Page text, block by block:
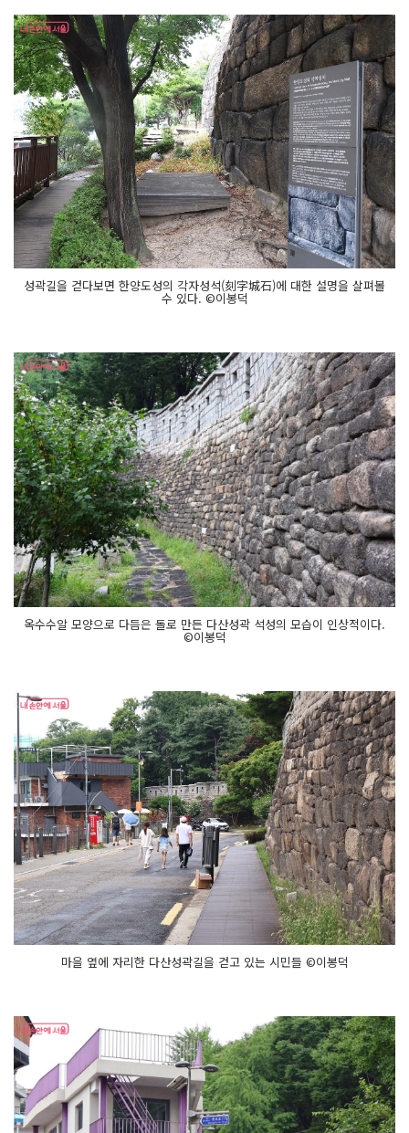
성곽길을 걷다보면 한양도성의 각자성석(刻字城石)에 대한 설명을 살펴볼
수 있다. ©이봉덕
옥수수알 모양으로 다듬은 돌로 만든 다산성곽 석성의 모습이 인상적이다.
©이봉덕
마을 옆에 자리한 다산성곽길을 걷고 있는 시민들 ©이봉덕